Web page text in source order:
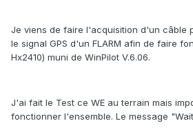
Je viens de faire l'acquisition d'un câble
le signal GPS d'un FLARM afin de faire
Hx2410) muni de WinPilot V.6.06.
J'ai fait le Test ce WE au terrain mais
fonctionner l'ensemble. Le message